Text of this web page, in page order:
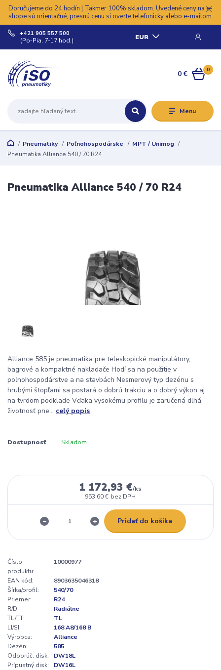
Doručujeme do 24 hodín | Takmer 100% skladom. Uvedené ceny na e-
shope sú orientačné, presnú cenu si overte telefonicky alebo e-mailom.
Menu
EUR
+421 905 557 500
(Po-Pia, 7-17 hod.)
0
0 €
Pneumatiky Poľnohospodárske
MPT / Unimog
Pneumatika Alliance 540 / 70 R24
Pneumatika Alliance 540 / 70 R24
Alliance 585 je pneumatika pre teleskopické manipulátory,
bagrové a kompaktné nakladače Hodí sa na použitie v
poľnohospodárstve a na stavbách Nesmerový typ dezénu s
hrubými štopľami sa postará o dobrú trakciu a o dobrý výkon aj
na tvrdom podklade Vďaka vysokému profilu je zaručená dlhá
životnosť pne... celý popis
Dostupnosť Skladom
1 172,93 €/ks
953,60 € bez DPH
Pridať do košíka
Číslo
produktu:
10000977
EAN kód:
8903635046318
Šírka/profil:
540/70
Priemer:
R24
R/D:
Radiálne
TL/TT:
TL
LI/SI:
168 A8/168 B
Výrobca:
Alliance
Dezén:
585
Odporúč. disk:
DW18L
Prípustný disk:
DW16L